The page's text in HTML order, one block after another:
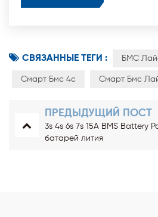
СВЯЗАННЫЕ ТЕГИ : БМС
Смарт Бмс 4с Смарт Бмс
ПРЕДЫДУЩИЙ ПОСТ
3s 4s 6s 7s 15A BMS Battery
батарей лития